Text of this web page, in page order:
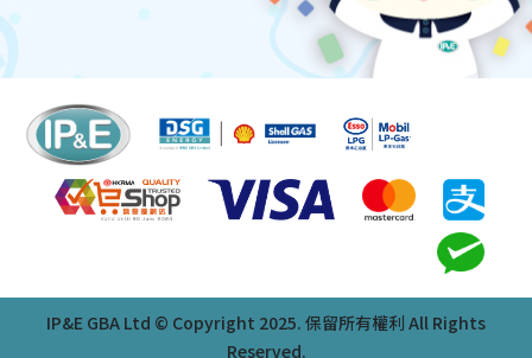
IP&E GBA Ltd © Copyright 2025. 保留所有權利 All Rights
Reserved.